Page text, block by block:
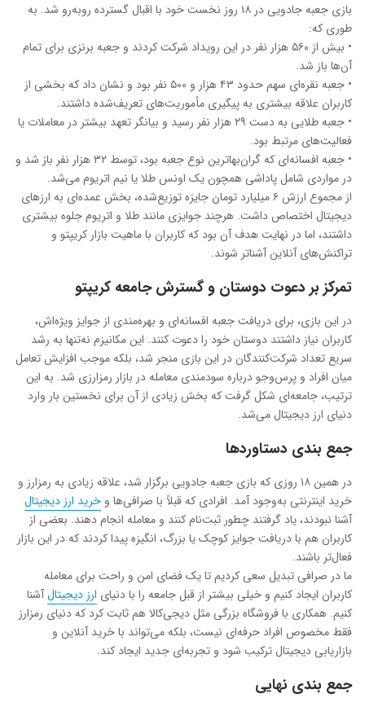
بازی جعبه جادویی در ۱۸ روز نخست خود با اقبال گسترده روبه‌رو شد. به
طوری که:
• بیش از ۵۶۰ هزار نفر در این رویداد شرکت کردند و جعبه برنزی برای تمام
آن‌ها باز شد.
• جعبه نقره‌ای سهم حدود ۴۳ هزار و ۵۰۰ نفر بود و نشان داد که بخشی از
کاربران علاقه بیشتری به پیگیری مأموریت‌های تعریف‌شده داشتند.
• جعبه طلایی به دست ۲۹ هزار نفر رسید و بیانگر تعهد بیشتر در معاملات یا
فعالیت‌های مرتبط بود.
• جعبه افسانه‌ای که گران‌بهاترین نوع جعبه بود، توسط ۳۲ هزار نفر باز شد و
در مواردی شامل پاداشی همچون یک اونس طلا یا نیم اتریوم می‌شد.
از مجموع ارزش ۶ میلیارد تومان جایزه توزیع‌شده، بخش عمده‌ای به ارزهای
دیجیتال اختصاص داشت. هرچند جوایزی مانند طلا و اتریوم جلوه بیشتری
داشتند، اما در نهایت هدف آن بود که کاربران با ماهیت بازار کریپتو و
تراکنش‌های آنلاین آشناتر شوند.
تمرکز بر دعوت دوستان و گسترش جامعه کریپتو
در این بازی، برای دریافت جعبه افسانه‌ای و بهره‌مندی از جوایز ویژه‌اش،
کاربران نیاز داشتند دوستان خود را دعوت کنند. این مکانیزم نه‌تنها به رشد
سریع تعداد شرکت‌کنندگان در این بازی منجر شد، بلکه موجب افزایش تعامل
میان افراد و پرس‌وجو درباره سودمندی معامله در بازار رمزارزی شد. به این
ترتیب، جامعه‌ای شکل گرفت که بخش زیادی از آن برای نخستین بار وارد
دنیای ارز دیجیتال می‌شد.
جمع‌ بندی دستاوردها
در همین ۱۸ روزی که بازی جعبه جادویی برگزار شد، علاقه زیادی به رمزارز و
خرید اینترنتی به‌وجود آمد. افرادی که قبلاً با صرافی‌ها و خرید ارز دیجیتال
آشنا نبودند، یاد گرفتند چطور ثبت‌نام کنند و معامله انجام دهند. بعضی از
کاربران هم با دریافت جوایز کوچک یا بزرگ، انگیزه پیدا کردند که در این بازار
فعال‌تر باشند.
ما در صرافی تبدیل سعی کردیم تا یک فضای امن و راحت برای معامله
کاربران ایجاد کنیم و خیلی بیشتر از قبل جامعه را با دنیای ارز دیجیتالآشنا
کنیم. همکاری با فروشگاه بزرگی مثل دیجی‌کالا هم ثابت کرد که دنیای رمزارز
فقط مخصوص افراد حرفه‌ای نیست، بلکه می‌تواند با خرید آنلاین و
بازاریابی دیجیتال ترکیب شود و تجربه‌ای جدید ایجاد کند.
جمع ‌بندی نهایی